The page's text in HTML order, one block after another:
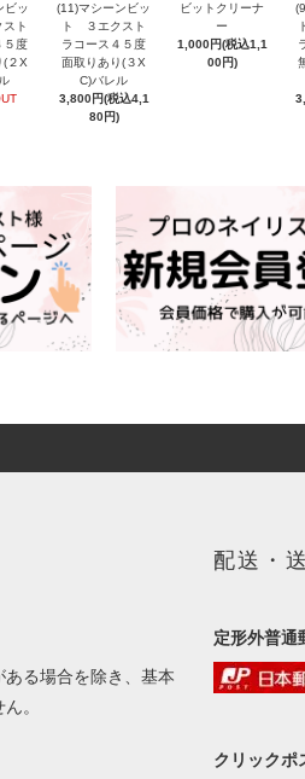
ビッ
ト
５度
(２X
(11)マシーンビッ
ト ３エクスト
ラコース４５度
面取りあり(３X
C)バレル
3,800円(税込4,1
80円)
ビットクリーナ
ー
1,000円(税込1,1
00円)
ある場合を除き、基本
。
配送・
定形外普通
クリックポ